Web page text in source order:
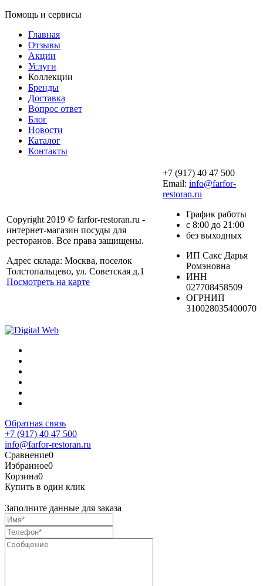
Помощь и сервисы
Главная
Отзывы
Акции
Услуги
Коллекции
Бренды
Доставка
Вопрос ответ
Блог
Новости
Каталог
Контакты
Copyright 2019 © farfor-restoran.ru -
интернет-магазин посуды для
ресторанов. Все права защищены.
Адрес склада: Москва, поселок
Толстопальцево, ул. Советская д.1
Посмотреть на карте
+7 (917) 40 47 500
Email: info@farfor-
restoran.ru
График работы
с 8:00 до 21:00
без выходных
ИП Сакс Дарья
Ромэновна
ИНН
027708458509
ОГРНИП
310028035400070
Обратная связь
+7 (917) 40 47 500
info@farfor-restoran.ru
Сравнение0
Избранное0
Корзина0
Купить в один клик
Заполните данные для заказа